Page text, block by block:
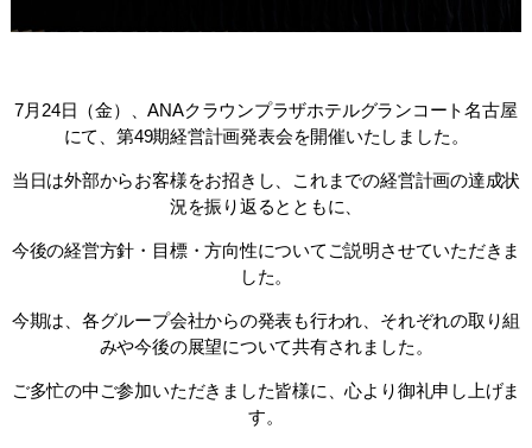
7月24日（金）、ANAクラウンプラザホテルグランコート名古屋
にて、第49期経営計画発表会を開催いたしました。
当日は外部からお客様をお招きし、これまでの経営計画の達成状
況を振り返るとともに、
今後の経営方針・目標・方向性についてご説明させていただきま
した。
今期は、各グループ会社からの発表も行われ、それぞれの取り組
みや今後の展望について共有されました。
ご多忙の中ご参加いただきました皆様に、心より御礼申し上げま
す。